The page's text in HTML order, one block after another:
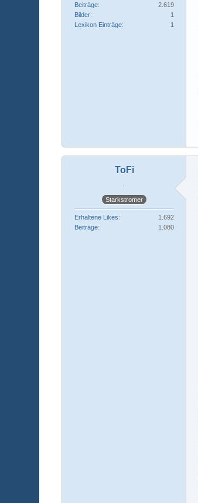
Beiträge
2.619
Bilder
1
Lexikon Einträge
1
ToFi
Starkstromer
Erhaltene Likes
1.692
Beiträge
1.080